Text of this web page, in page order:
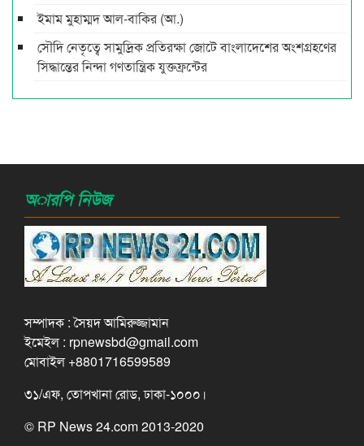
ইমাম মুহাম্মদ আল-বাকির (আ.)
সৌদি নেতৃত্বে সামুদ্রিক প্রতিরক্ষা জোটে বাংলাদেশের অংশগ্রহণের
সিদ্ধান্তের নিন্দা গণতান্ত্রিক যুক্তফ্রন্টের
অারপি নিউজ
সম্পাদক : সৈয়দ আমিরুজ্জামান
ইমেইল : rpnewsbd@gmail.com
মোবাইল +8801716599589
৩১/এফ, তোপখানা রোড, ঢাকা-১০০০।
© RP News 24.com 2013-2020